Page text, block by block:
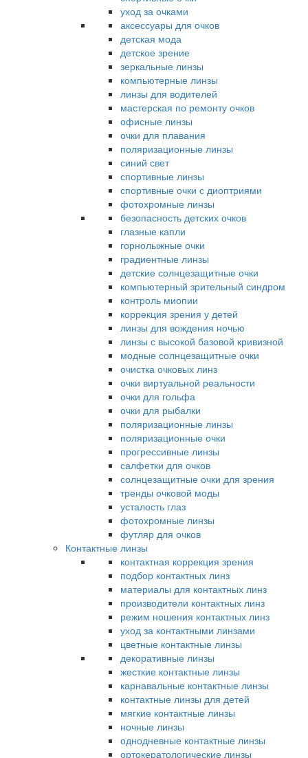
уход за очками
аксессуары для очков
детская мода
детское зрение
зеркальные линзы
компьютерные линзы
линзы для водителей
мастерская по ремонту очков
офисные линзы
очки для плавания
поляризационные линзы
синий свет
спортивные линзы
спортивные очки с диоптриями
фотохромные линзы
безопасность детских очков
глазные капли
горнолыжные очки
градиентные линзы
детские солнцезащитные очки
компьютерный зрительный синдром
контроль миопии
коррекция зрения у детей
линзы для вождения ночью
линзы с высокой базовой кривизной
модные солнцезащитные очки
очистка очковых линз
очки виртуальной реальности
очки для гольфа
очки для рыбалки
поляризационные линзы
поляризационные очки
прогрессивные линзы
салфетки для очков
солнцезащитные очки для зрения
тренды очковой моды
усталость глаз
фотохромные линзы
футляр для очков
Контактные линзы
контактная коррекция зрения
подбор контактных линз
материалы для контактных линз
производители контактных линз
режим ношения контактных линз
уход за контактными линзами
цветные контактные линзы
декоративные линзы
жесткие контактные линзы
карнавальные контактные линзы
контактные линзы для детей
мягкие контактные линзы
ночные линзы
однодневные контактные линзы
ортокератологические линзы